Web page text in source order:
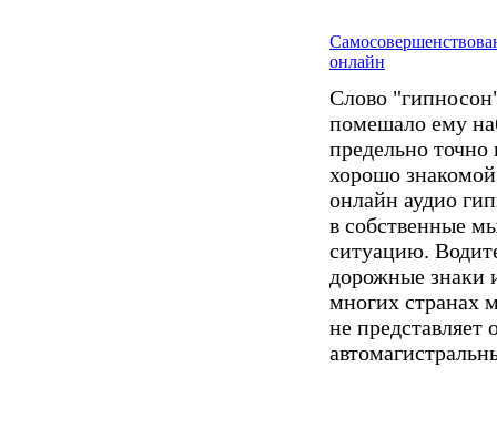
онлайн
Слово
помешало ему
предельно точно
хорошо
онлайн аудио
в собственные
ситуацию.
дорожные знаки
многих странах
не